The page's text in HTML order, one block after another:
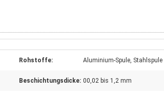
Rohstoffe: Aluminium-Spule, Stahlspule
Beschichtungsdicke: 00,02 bis 1,2 mm